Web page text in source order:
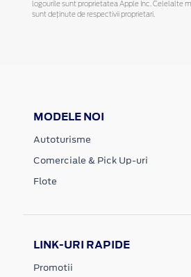
logourile sunt proprietatea Apple Inc. Celelalte
sunt deținute de respectivii proprietari.
MODELE NOI
Autoturisme
Comerciale & Pick Up-uri
Flote
LINK-URI RAPIDE
Promotii